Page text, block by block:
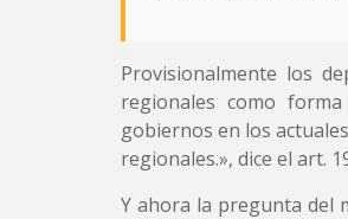
Provisionalmente los
regionales como
gobiernos en los
regionales.», dice el art.
Y ahora la pregunta del